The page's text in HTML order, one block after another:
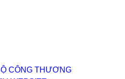
CÔNG THƯƠNG